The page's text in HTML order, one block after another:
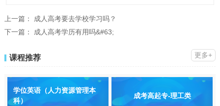
上一篇： 成人高考要去学校学习吗？
下一篇： 成人高考学历有用吗&#63;
课程推荐 更多+
学位英语（人力资源管理本
科）
成考高起专-理工类